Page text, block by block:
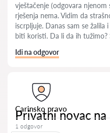
vještačenje (odgovara
rješenja nema. Vidim da
iscrpljuje. Danas sam se žalila
biti koristi. Da li da ih tužimo?
Idi na odgovor
Carinsko pravo
Privatni novac
1 odgovor